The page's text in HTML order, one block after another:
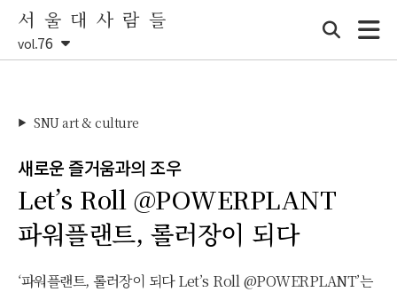
서 울 대 사 람 들
vol.76
▶ SNU art & culture
새로운 즐거움과의 조우
Let’s Roll @POWERPLANT
파워플랜트, 롤러장이 되다
‘파워플랜트, 롤러장이 되다 Let’s Roll @POWERPLANT’는